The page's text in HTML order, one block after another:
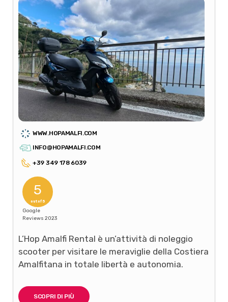
WWW.HOPAMALFI.COM
INFO@HOPAMALFI.COM
+39 349 178 6039
5
out of 5
Google
Reviews 2023
L’Hop Amalfi Rental è un’attività di noleggio
scooter per visitare le meraviglie della Costiera
Amalfitana in totale libertà e autonomia.
SCOPRI DI PIÙ